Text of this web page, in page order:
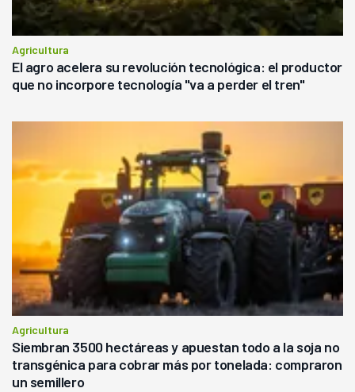
Agricultura
El agro acelera su revolución tecnológica: el productor
que no incorpore tecnología "va a perder el tren"
Agricultura
Siembran 3500 hectáreas y apuestan todo a la soja no
transgénica para cobrar más por tonelada: compraron
un semillero